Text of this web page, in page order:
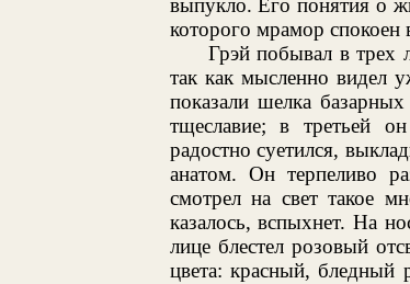
выпукло. Его понятия о
которого мрамор спокоен
Грэй побывал в трех
так как мысленно видел
показали шелка базарных
тщеславие; в третьей
радостно суетился,
анатом. Он терпеливо
смотрел на свет такое
казалось, вспыхнет. На
лице блестел розовый
цвета: красный,